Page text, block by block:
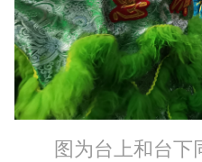
图为台上和台下